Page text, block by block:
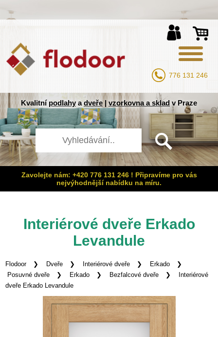
776 131 246
Kvalitní podlahyadveře| vzorkovna a sklad v Praze
Zavolejte nám: +420 776 131 246 ! Připravíme pro vás
nejvýhodnější nabídku na míru.
Interiérové dveře Erkado
Levandule
Flodoor Dveře Interiérové dveře
Erkado
Posuvné dveře
Erkado Bezfalcové dveře
Interiérové
dveře Erkado Levandule